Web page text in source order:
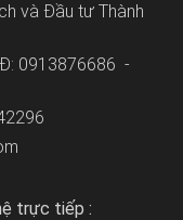
và Đầu tư Thành
0913876686 -
trực tiếp :